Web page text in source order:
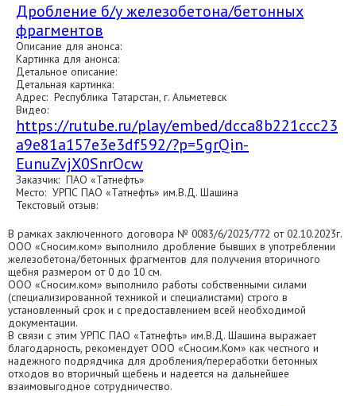
Дробление б/у железобетона/бетонных
фрагментов
Описание для анонса:
Картинка для анонса:
Детальное описание:
Детальная картинка:
Адрес: Республика Татарстан, г. Альметевск
Видео:
https://rutube.ru/play/embed/dcca8b221ccc23
a9e81a157e3e3df592/?p=5grQin-
EunuZvjX0SnrOcw
Заказчик: ПАО «Татнефть»
Место: УРПС ПАО «Татнефть» им.В.Д. Шашина
Текстовый отзыв:
В рамках заключенного договора № 0083/6/2023/772 от 02.10.2023г.
ООО «Сносим.ком» выполнило дробление бывших в употреблении
железобетона/бетонных фрагментов для получения вторичного
щебня размером от 0 до 10 см.
ООО «Сносим.ком» выполнило работы собственными силами
(специализированной техникой и специалистами) строго в
установленный срок и с предоставлением всей необходимой
документации.
В связи с этим УРПС ПАО «Татнефть» им.В.Д. Шашина выражает
благодарность, рекомендует ООО «Сносим.Ком» как честного и
надежного подрядчика для дробления/переработки бетонных
отходов во вторичный щебень и надеется на дальнейшее
взаимовыгодное сотрудничество.